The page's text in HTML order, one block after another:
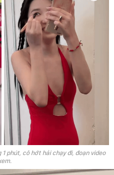
phút, cô hớt hải chạy đi, đoạn video